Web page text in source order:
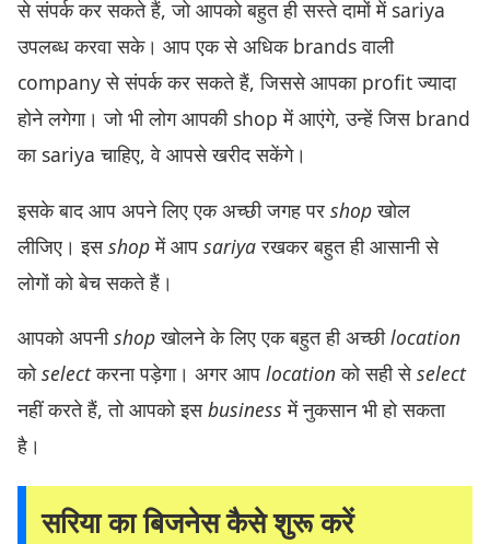
से संपर्क कर सकते हैं, जो आपको बहुत ही सस्ते दामों में sariya
उपलब्ध करवा सके। आप एक से अधिक brands वाली
company से संपर्क कर सकते हैं, जिससे आपका profit ज्यादा
होने लगेगा। जो भी लोग आपकी shop में आएंगे, उन्हें जिस brand
का sariya चाहिए, वे आपसे खरीद सकेंगे।
इसके बाद आप अपने लिए एक अच्छी जगह पर shopखोल
लीजिए। इसshopमें आप sariyaरखकर बहुत ही आसानी से
लोगों को बेच सकते हैं।
आपको अपनीshopखोलने के लिए एक बहुत ही अच्छीlocation
कोselectकरना पड़ेगा। अगर आप locationको सही सेselect
नहीं करते हैं, तो आपको इसbusiness में नुकसान भी हो सकता
है।
सरिया का बिजनेस कैसे शुरू करें